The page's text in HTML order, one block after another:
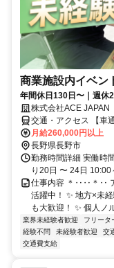
商業施設内イベン
年間休日130日〜｜週休
株式会社ACE
交通・アクセス 【車
月給260,000円以上
長野県長野市
勤務時間詳細 実働時
り20日 〜 24日
仕事内容 ＊‥‥＊‥
活躍中！ ✨ 地方×未
も大歓迎！ ✨ 個人ノ
業界未経験者歓迎 フリータ
経験不問
未経験者歓迎 交
交通費支給